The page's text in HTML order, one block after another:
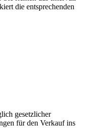
die entsprechenden
gesetzlicher
für den Verkauf ins